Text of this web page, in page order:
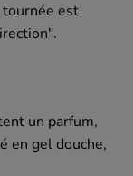
tournée est
un parfum,
en gel douche,